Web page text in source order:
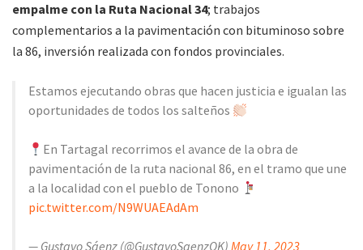
empalme con la Ruta Nacional 34; trabajos
complementarios a la pavimentación con bituminoso sobre
la 86, inversión realizada con fondos provinciales.
Estamos ejecutando obras que hacen justicia e igualan las
oportunidades de todos los salteños
En Tartagal recorrimos el avance de la obra de
pavimentación de la ruta nacional 86, en el tramo que une
a la localidad con el pueblo de Tonono
pic.twitter.com/N9WUAEAdAm
— Gustavo Sáenz (@GustavoSaenzOK) May 11, 2023